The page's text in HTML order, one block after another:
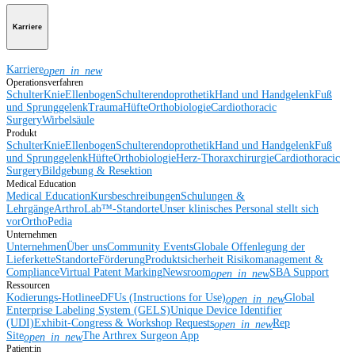
Karriere
Karriereopen_in_new
Operationsverfahren
SchulterKnieEllenbogenSchulterendoprothetikHand und HandgelenkFuß
und SprunggelenkTraumaHüfteOrthobiologieCardiothoracic
SurgeryWirbelsäule
Produkt
SchulterKnieEllenbogenSchulterendoprothetikHand und HandgelenkFuß
und SprunggelenkHüfteOrthobiologieHerz-ThoraxchirurgieCardiothoracic
SurgeryBildgebung & Resektion
Medical Education
Medical EducationKursbeschreibungenSchulungen &
LehrgängeArthroLab™-StandorteUnser klinisches Personal stellt sich
vorOrthoPedia
Unternehmen
UnternehmenÜber unsCommunity EventsGlobale Offenlegung der
LieferketteStandorteFörderungProduktsicherheit Risikomanagement &
ComplianceVirtual Patent MarkingNewsroomopen_in_newSBA Support
Ressourcen
Kodierungs-HotlineeDFUs (Instructions for Use)open_in_newGlobal
Enterprise Labeling System (GELS)Unique Device Identifier
(UDI)Exhibit-Congress & Workshop Requestsopen_in_newRep
Siteopen_in_newThe Arthrex Surgeon App
Patient:in